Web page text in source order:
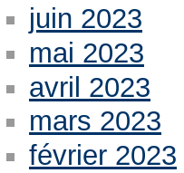
juin 2023
mai 2023
avril 2023
mars 2023
février 2023